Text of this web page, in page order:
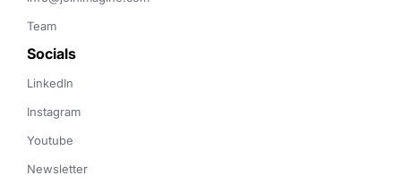
Team
Socials
LinkedIn
Instagram
Youtube
Newsletter